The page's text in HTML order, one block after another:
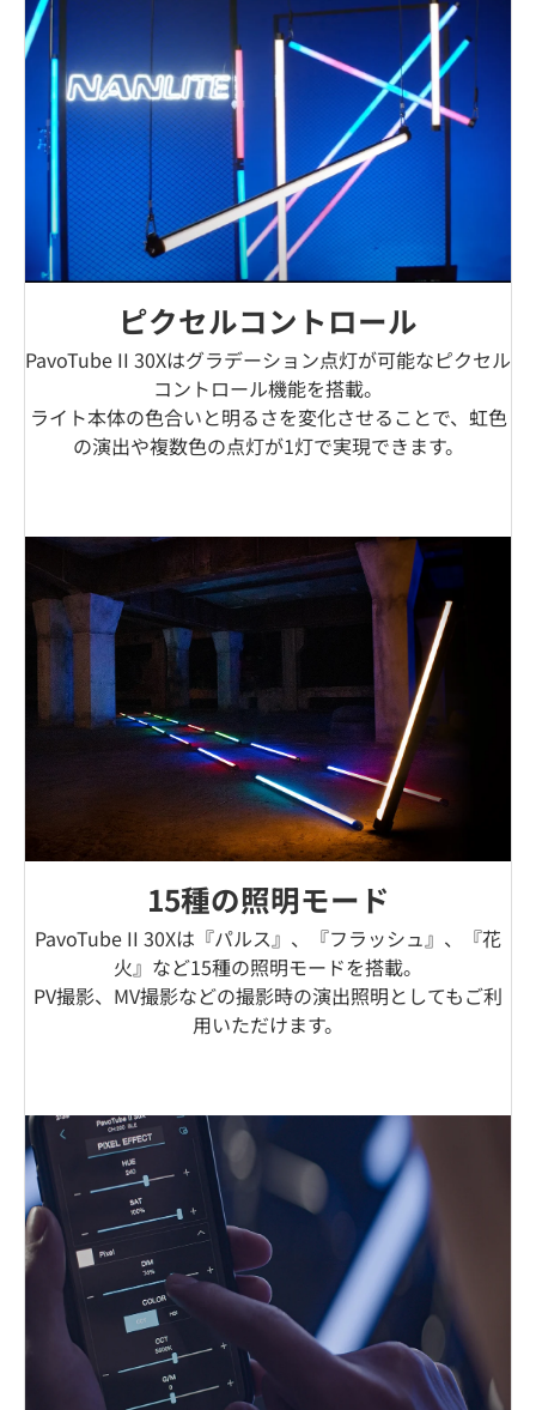
ピクセルコントロール
PavoTube II 30Xはグラデーション点灯が可能なピクセル
コントロール機能を搭載。
ライト本体の色合いと明るさを変化させることで、虹色
の演出や複数色の点灯が1灯で実現できます。
15種の照明モード
PavoTube II 30Xは『パルス』、『フラッシュ』、『花
火』など15種の照明モードを搭載。
PV撮影、MV撮影などの撮影時の演出照明としてもご利
用いただけます。